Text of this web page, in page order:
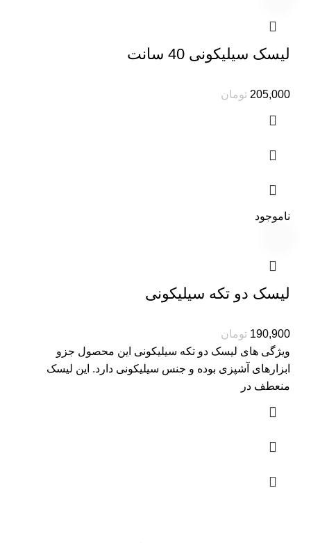
لیسک سیلیکونی 40 سانت
تومان
ناموجود
لیسک دو تکه سیلیکونی
تومان
ویژگی های لیسک دو تکه سیلیکونی این محصول جزو
ابزارهای آشپزی بوده و جنس سیلیکونی دارد. این لیسک
منعطف در